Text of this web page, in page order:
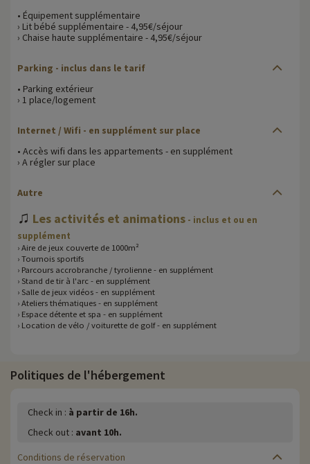
• Équipement supplémentaire
› Lit bébé supplémentaire - 4,95€/séjour
› Chaise haute supplémentaire - 4,95€/séjour
Parking - inclus dans le tarif
• Parking extérieur
› 1 place/logement
Internet / Wifi - en supplément sur place
• Accès wifi dans les appartements - en supplément
› A régler sur place
Autre
♫ Les activités et animations - inclus et ou en
supplément
› Aire de jeux couverte de 1000m²
› Tournois sportifs
› Parcours accrobranche / tyrolienne - en supplément
› Stand de tir à l'arc - en supplément
› Salle de jeux vidéos - en supplément
› Ateliers thématiques - en supplément
› Espace détente et spa - en supplément
› Location de vélo / voiturette de golf - en supplément
Politiques de l'hébergement
Check in : à partir de 16h.
Check out : avant 10h.
Conditions de réservation